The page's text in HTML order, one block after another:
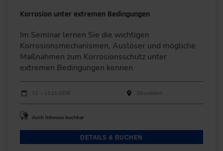
Korrosion unter extremen Bedingungen
Im Seminar lernen Sie die wichtigen
Korrosionsmecha­nismen, Auslöser und mögliche
Maßnahmen zum Korrosionsschutz unter
extremen Bedingungen kennen
Durchführungen
Veranstaltungsdatum
12. – 13.11.2026 Düsseldorf
Auch Inhouse buchbar
DETAILS & BUCHEN